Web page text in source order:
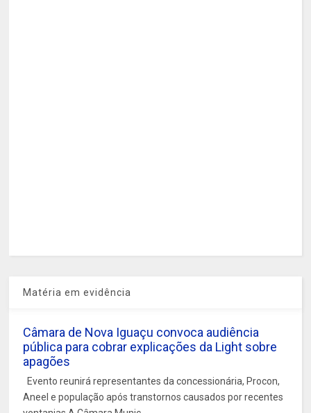
Matéria em evidência
Câmara de Nova Iguaçu convoca audiência
pública para cobrar explicações da Light sobre
apagões
Evento reunirá representantes da concessionária, Procon,
Aneel e população após transtornos causados por recentes